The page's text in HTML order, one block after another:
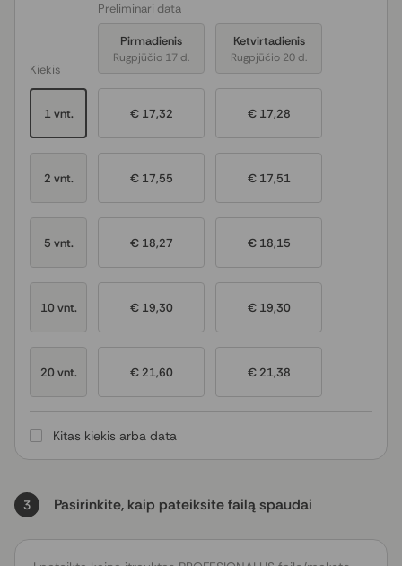
Kiekis
1 vnt.
2 vnt.
5 vnt.
10 vnt.
20 vnt.
Preliminari data
Pirmadienis
Rugpjūčio 17 d.
Ketvirtadienis
Rugpjūčio 20 d.
€ 17,32 € 17,28
€ 17,55 € 17,51
€ 18,27 € 18,15
€ 19,30 € 19,30
€ 21,60 € 21,38
Kitas kiekis arba data
3 Pasirinkite, kaip pateiksite failą spaudai